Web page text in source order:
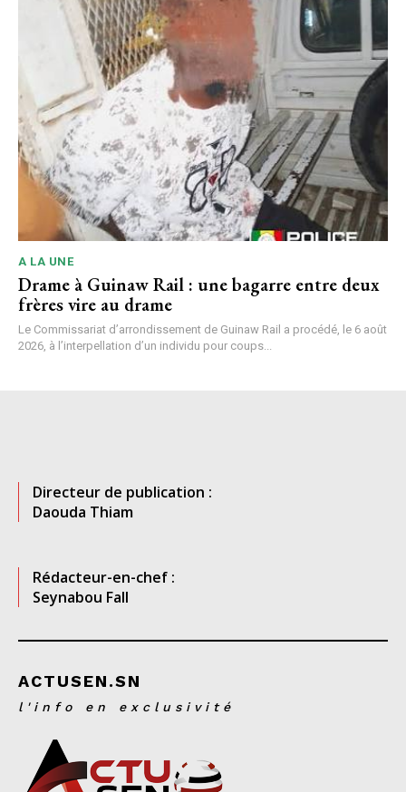
A LA UNE
Drame à Guinaw Rail : une bagarre entre deux
frères vire au drame
Le Commissariat d’arrondissement de Guinaw Rail a procédé, le 6 août
2026, à l’interpellation d’un individu pour coups...
Directeur de publication :
Daouda Thiam
Rédacteur-en-chef :
Seynabou Fall
ACTUSEN.SN
l'info en exclusivité